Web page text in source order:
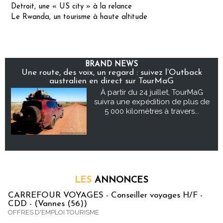
Detroit, une « US city » à la relance
Le Rwanda, un tourisme à haute altitude
BRAND NEWS
Une route, des voix, un regard : suivez l’Outback
australien en direct sur TourMaG
À partir du 24 juillet, TourMaG
suivra une expédition de plus de
5 000 kilomètres à travers...
LES ANNONCES
CARREFOUR VOYAGES - Conseiller voyages H/F -
CDD - (Vannes (56))
OFFRES D'EMPLOI TOURISME